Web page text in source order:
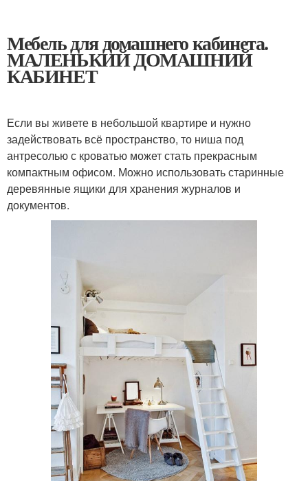
Мебель для домашнего кабинета.
МАЛЕНЬКИЙ ДОМАШНИЙ
КАБИНЕТ
Если вы живете в небольшой квартире и нужно
задействовать всё пространство, то ниша под
антресолью с кроватью может стать прекрасным
компактным офисом. Можно использовать старинные
деревянные ящики для хранения журналов и
документов.